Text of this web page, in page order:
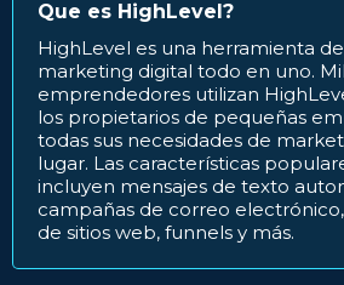
Que es HighLevel?
HighLevel es una herramienta
marketing digital todo en uno.
emprendedores utilizan
los propietarios de pequeñas
todas sus necesidades de
lugar. Las características
incluyen mensajes de texto
campañas de correo
de sitios web, funnels y más.